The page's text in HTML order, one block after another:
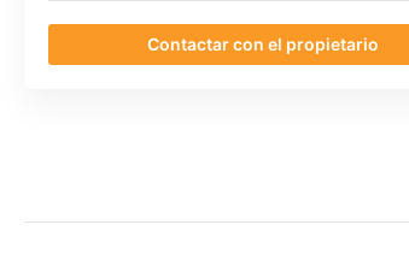
Contactar con el propietario